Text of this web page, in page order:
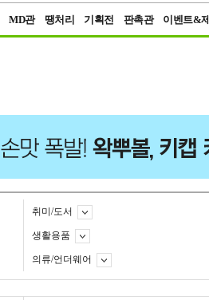
MD관 땡처리 기획전 판촉관 이벤트&
취미/도서
생활용품
의류/언더웨어